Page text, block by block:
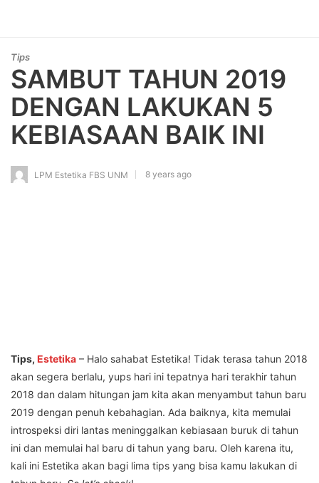
Tips
SAMBUT TAHUN 2019
DENGAN LAKUKAN 5
KEBIASAAN BAIK INI
LPM Estetika FBS UNM 8 years ago
Tips, Estetika – Halo sahabat Estetika! Tidak terasa tahun 2018
akan segera berlalu, yups hari ini tepatnya hari terakhir tahun
2018 dan dalam hitungan jam kita akan menyambut tahun baru
2019 dengan penuh kebahagian. Ada baiknya, kita memulai
introspeksi diri lantas meninggalkan kebiasaan buruk di tahun
ini dan memulai hal baru di tahun yang baru. Oleh karena itu,
kali ini Estetika akan bagi lima tips yang bisa kamu lakukan di